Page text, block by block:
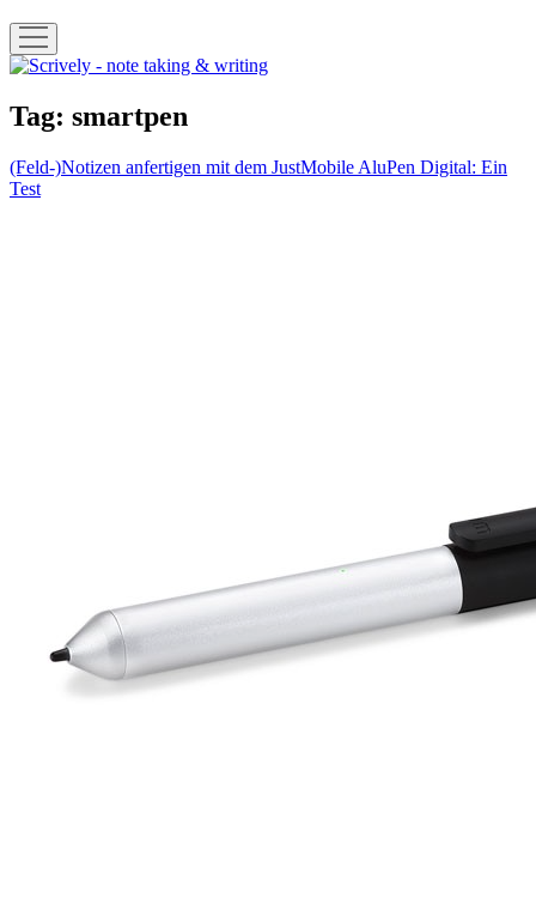
open
menu
Scrively
note
taking
writing
Tag: smartpen
(Feld-)Notizen anfertigen mit dem JustMobile AluPen Digital: Ein
Test